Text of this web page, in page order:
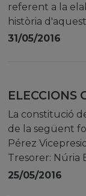
referent a la
història
31/05/2016
ELECCIONS
La constitució
de la següent
Pérez
Tresorer: Núria
25/05/2016